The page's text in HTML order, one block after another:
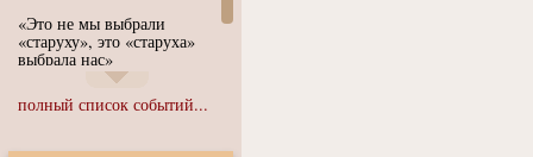
«Это не мы выбрали
«старуху», это «старуха»
выбрала нас»
Иммерсивный спектакль
"Язык чистого полета
полный список событий...